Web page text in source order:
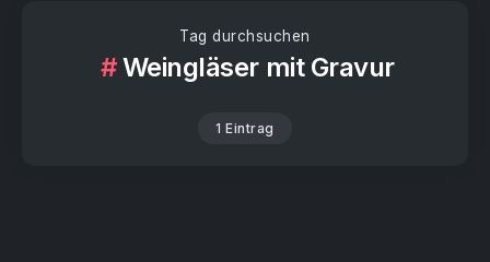
Tag durchsuchen
Weingläser mit Gravur
1 Eintrag